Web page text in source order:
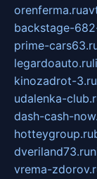
orenferma.ru
backstage-
prime-
legardoauto.ru
kinozadrot-3.ru
udalenka-
dash-cash-
hotteygroup.ru
dveriland73.ru
vrema-